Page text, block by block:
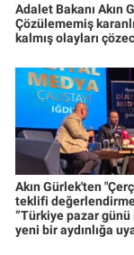
Adalet Bakanı Akın
Çözülememiş
kalmış olayları
Akın Gürlek'ten
teklifi
“Türkiye pazar
yeni bir aydınlığa